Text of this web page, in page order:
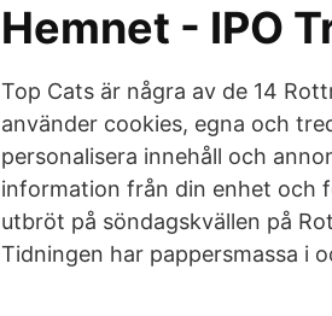
Hemnet - IPO
Top Cats är några av de 14
använder cookies, egna och
personalisera innehåll och
information från din enhet och
utbröt på söndagskvällen på
Tidningen har pappersmassa i